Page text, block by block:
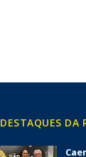
DESTAQUES DA